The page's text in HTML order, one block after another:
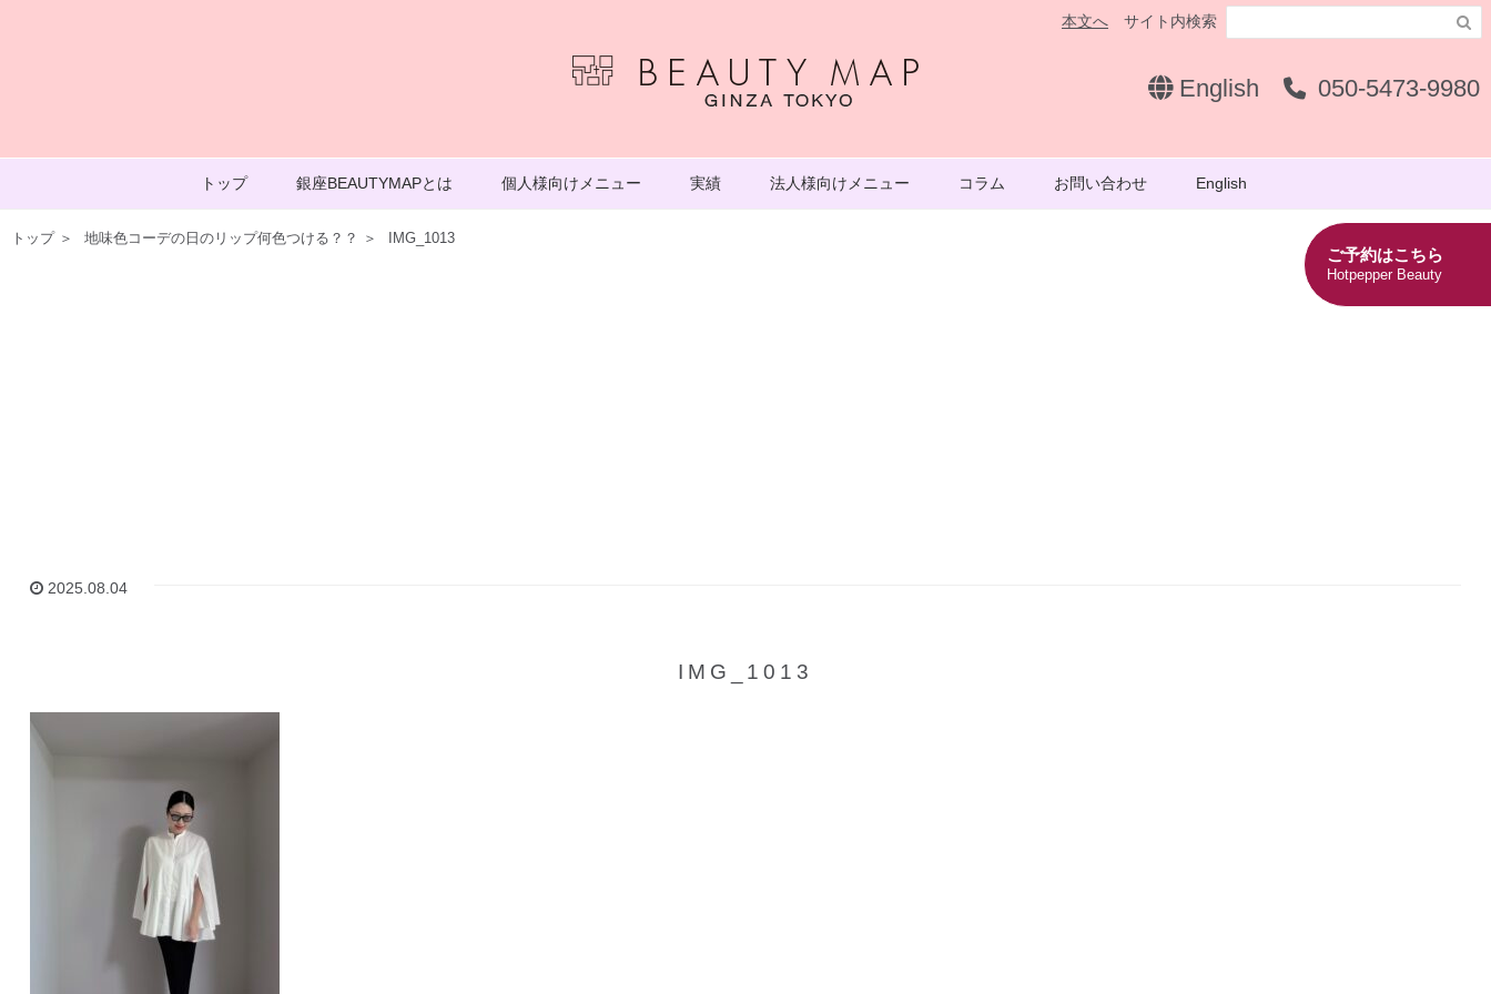
本文へ サイト内検索 
English 050-5473-9980
ご予約はこちら
Hotpepper Beauty
トップ 銀座BEAUTYMAPとは 個人様向けメニュー 実績 法人様向けメニュー コラム お問い合わせ English
トップ＞ 地味色コーデの日のリップ何色つける？？ ＞ IMG_1013
2025.08.04
IMG_1013